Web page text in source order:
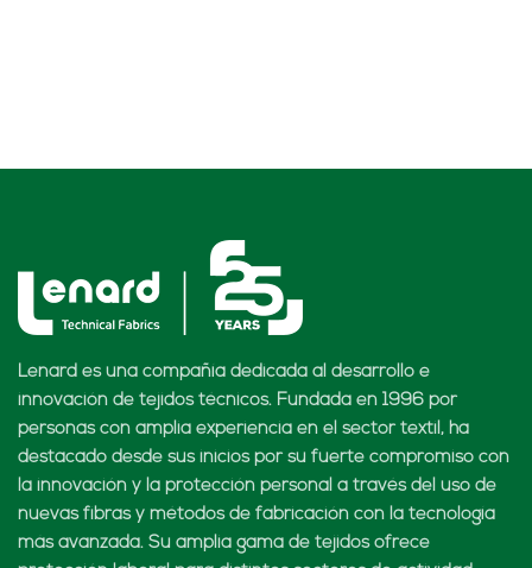
Lenard es una compañía dedicada al desarrollo e
innovación de tejidos técnicos. Fundada en 1996 por
personas con amplia experiencia en el sector textil, ha
destacado desde sus inicios por su fuerte compromiso con
la innovación y la protección personal a través del uso de
nuevas fibras y métodos de fabricación con la tecnología
más avanzada. Su amplia gama de tejidos ofrece